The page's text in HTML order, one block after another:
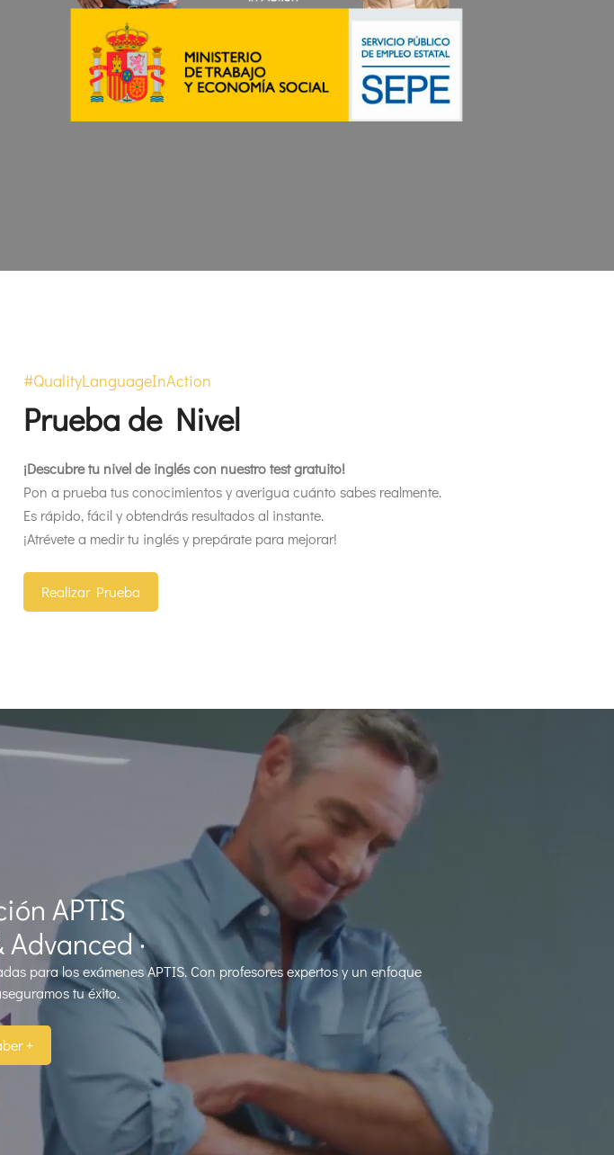
#QualityLanguageInAction
Prueba de Nivel
¡Descubre tu nivel de inglés con nuestro test gratuito!
Pon a prueba tus conocimientos y averigua cuánto sabes realmente.
Es rápido, fácil y obtendrás resultados al instante.
¡Atrévete a medir tu inglés y prepárate para mejorar!
Realizar Prueba
APTIS
Advanced ·
para los exámenes APTIS. Con profesores expertos y un enfoque
tu éxito.
+